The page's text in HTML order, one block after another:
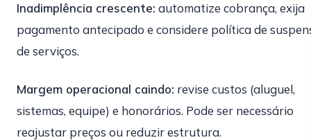
Inadimplência crescente: automatize cobrança, exija
pagamento antecipado e considere política de
de serviços.
Margem operacional caindo: revise custos (aluguel,
sistemas, equipe) e honorários. Pode ser necessário
reajustar preços ou reduzir estrutura.